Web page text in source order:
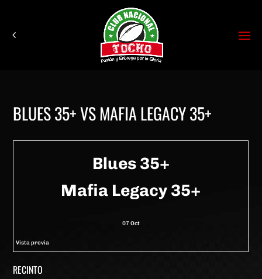
BLUES 35+ VS MAFIA LEGACY 35+
Blues 35+
Mafia Legacy 35+
07 Oct
Vista previa
RECINTO